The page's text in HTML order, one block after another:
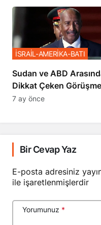
Sözler
Sudan ve ABD
Dikkat Çeken Görüşme
İSRAİL-AMERİKA-BATI
7 ay önce
Bir Cevap Yaz
E-posta adresiniz
ile işaretlenmişlerdir
Yorumunuz *